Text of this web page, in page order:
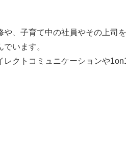
、子育て中の社員やその上
います。
クトコミュニケーションや